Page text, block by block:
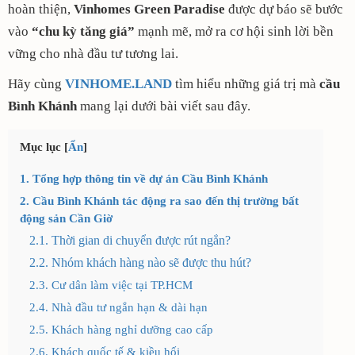
hoàn thiện, Vinhomes Green Paradise được dự báo sẽ bước
vào “chu kỳ tăng giá” mạnh mẽ, mở ra cơ hội sinh lời bền
vững cho nhà đầu tư tương lai.
Hãy cùng VINHOME.LAND tìm hiểu những giá trị mà cầu
Bình Khánhmang lại dưới bài viết sau đây.
Mục lục [Ẩn]
1. Tổng hợp thông tin về dự án Cầu Bình Khánh
2. Cầu Bình Khánh tác động ra sao đến thị trường bất
động sản Cần Giờ
2.1. Thời gian di chuyển được rút ngắn?
2.2. Nhóm khách hàng nào sẽ được thu hút?
2.3. Cư dân làm việc tại TP.HCM
2.4. Nhà đầu tư ngắn hạn & dài hạn
2.5. Khách hàng nghỉ dưỡng cao cấp
2.6. Khách quốc tế & kiều hối